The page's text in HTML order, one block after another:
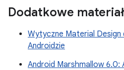
Dodatkowe
Wytyczne Material
Androidzie
Android Marshmallow 6.0: